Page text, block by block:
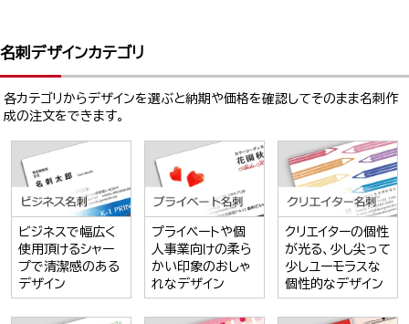
名刺デザインカテゴリ
各カテゴリからデザインを選ぶと納期や価格を確認してそのまま名刺作
成の注文をできます。
ビジネスで幅広く
使用頂けるシャー
プで清潔感のある
デザイン
プライベートや個
人事業向けの柔ら
かい印象のおしゃ
れなデザイン
クリエイターの個性
が光る、少し尖って
少しユーモラスな
個性的なデザイン